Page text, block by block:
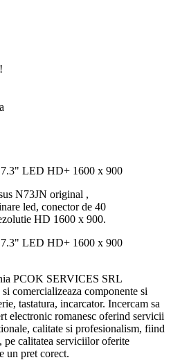
N73JN original ,
led, conector de 40
HD 1600 x 900.
PCOK SERVICES SRL
comercializeaza componente si
tastatura, incarcator. Incercam sa
electronic romanesc oferind servicii
calitate si profesionalism, fiind
pe calitatea serviciilor oferite
un pret corect.